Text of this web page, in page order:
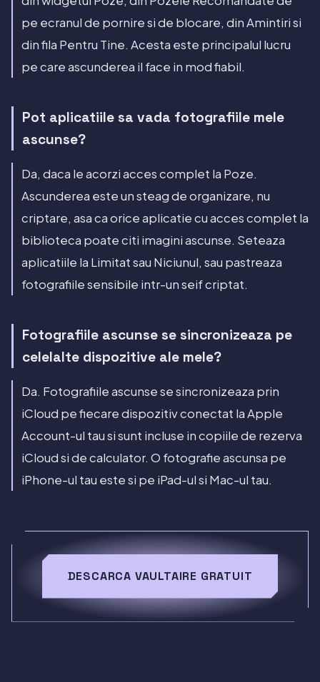
pe ecranul de pornire si de blocare, din Amintiri si
din fila Pentru Tine. Acesta este principalul lucru
pe care ascunderea il face in mod fiabil.
Pot aplicatiile sa vada fotografiile mele
ascunse?
Da, daca le acorzi acces complet la Poze.
Ascunderea este un steag de organizare, nu
criptare, asa ca orice aplicatie cu acces complet la
biblioteca poate citi imagini ascunse. Seteaza
aplicatiile la Limitat sau Niciunul, sau pastreaza
fotografiile sensibile intr-un seif criptat.
Fotografiile ascunse se sincronizeaza pe
celelalte dispozitive ale mele?
Da. Fotografiile ascunse se sincronizeaza prin
iCloud pe fiecare dispozitiv conectat la Apple
Account-ul tau si sunt incluse in copiile de rezerva
iCloud si de calculator. O fotografie ascunsa pe
iPhone-ul tau este si pe iPad-ul si Mac-ul tau.
DESCARCA VAULTAIRE GRATUIT